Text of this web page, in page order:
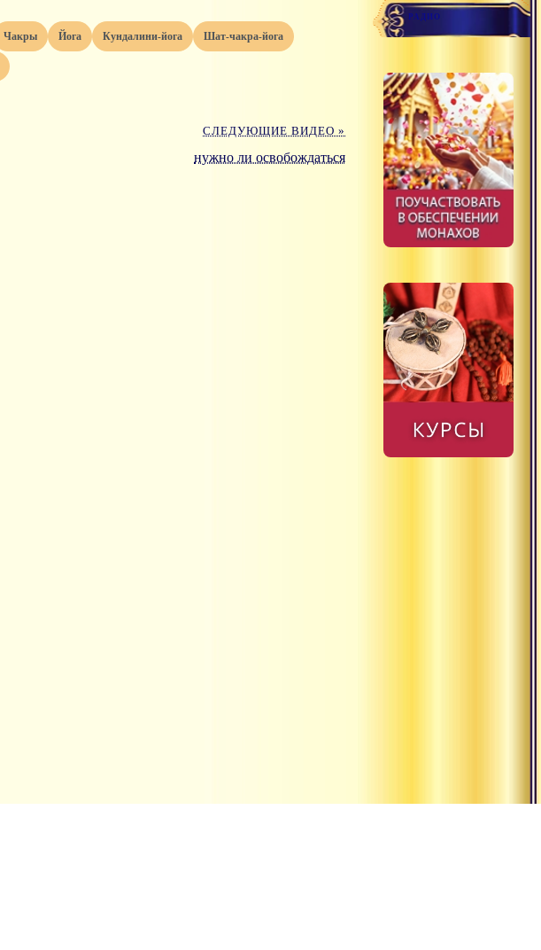
чакры йога кундалини-йога шат-чакра-йога
СЛЕДУЮЩИЕ ВИДЕО »
нужно ли освобождаться
РАДИО